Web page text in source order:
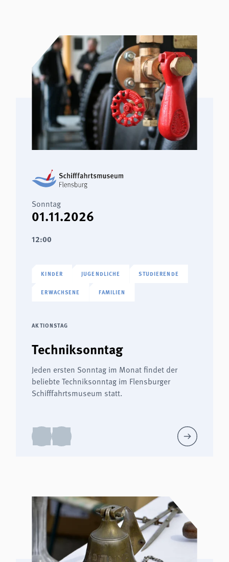
Sonntag
01.11.2026
12:00
KINDER JUGENDLICHE STUDIERENDE
ERWACHSENE FAMILIEN
AKTIONSTAG
Techniksonntag
Jeden ersten Sonntag im Monat findet der
beliebte Techniksonntag im Flensburger
Schifffahrtsmuseum statt.